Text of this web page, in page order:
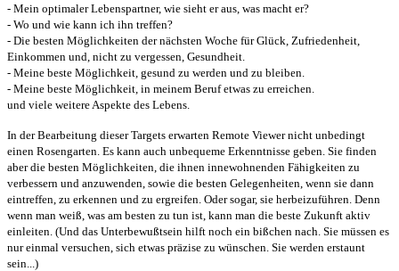
- Mein optimaler Lebenspartner, wie sieht er aus, was macht er?
- Wo und wie kann ich ihn treffen?
- Die besten Möglichkeiten der nächsten Woche für Glück, Zufriedenheit,
Einkommen und, nicht zu vergessen, Gesundheit.
- Meine beste Möglichkeit, gesund zu werden und zu bleiben.
- Meine beste Möglichkeit, in meinem Beruf etwas zu erreichen.
und viele weitere Aspekte des Lebens.
In der Bearbeitung dieser Targets erwarten Remote Viewer nicht unbedingt
einen Rosengarten. Es kann auch unbequeme Erkenntnisse geben. Sie finden
aber die besten Möglichkeiten, die ihnen innewohnenden Fähigkeiten zu
verbessern und anzuwenden, sowie die besten Gelegenheiten, wenn sie dann
eintreffen, zu erkennen und zu ergreifen. Oder sogar, sie herbeizuführen. Denn
wenn man weiß, was am besten zu tun ist, kann man die beste Zukunft aktiv
einleiten. (Und das Unterbewußtsein hilft noch ein bißchen nach. Sie müssen es
nur einmal versuchen, sich etwas präzise zu wünschen. Sie werden erstaunt
sein...)